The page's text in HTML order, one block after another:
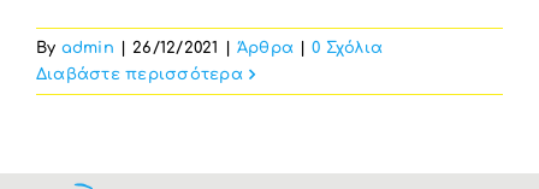
By admin 26/12/2021 Άρθρα
0 Σχόλια
Διαβάστε περισσότερα